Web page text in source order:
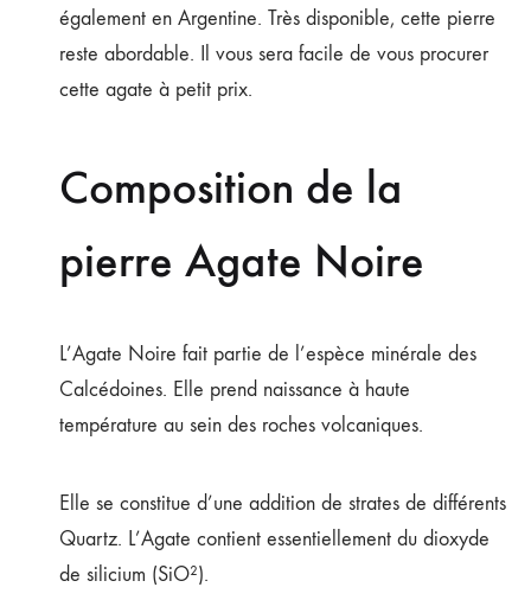
également en Argentine. Très disponible, cette pierre
reste abordable. Il vous sera facile de vous procurer
cette agate à petit prix.
Composition de la
pierre Agate Noire
L’Agate Noire fait partie de l’espèce minérale des
Calcédoines. Elle prend naissance à haute
température au sein des roches volcaniques.
Elle se constitue d’une addition de strates de différents
Quartz. L’Agate contient essentiellement du dioxyde
de silicium (SiO²).